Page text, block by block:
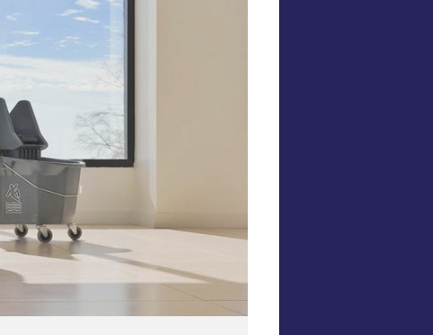
kỳ
HomeCare sẽ tới
giúp bạn để ngôi
mát.